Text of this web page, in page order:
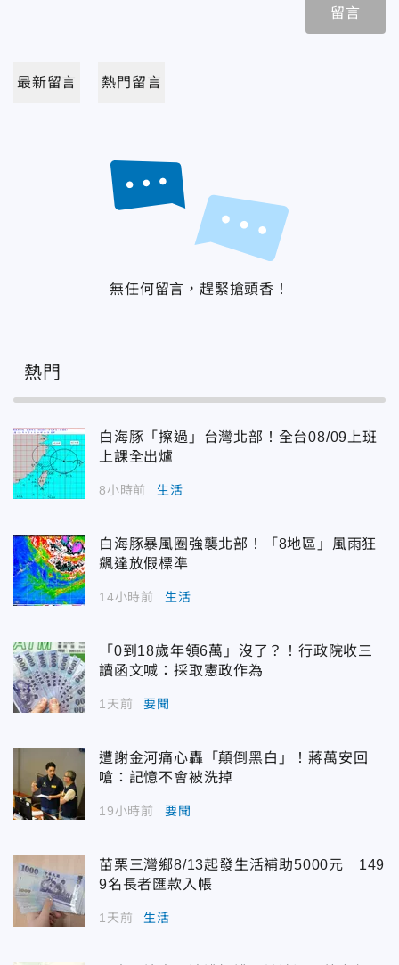
留言
最新留言 熱門留言
無任何留言，趕緊搶頭香！
熱門
白海豚「擦過」台灣北部！全台08/09上班
上課全出爐
8小時前 生活
白海豚暴風圈強襲北部！「8地區」風雨狂
飆達放假標準
14小時前 生活
「0到18歲年領6萬」沒了？！行政院收三
讀函文喊：採取憲政作為
1天前 要聞
遭謝金河痛心轟「顛倒黑白」！蔣萬安回
嗆：記憶不會被洗掉
19小時前 要聞
苗栗三灣鄉8/13起發生活補助5000元 149
9名長者匯款入帳
1天前 生活